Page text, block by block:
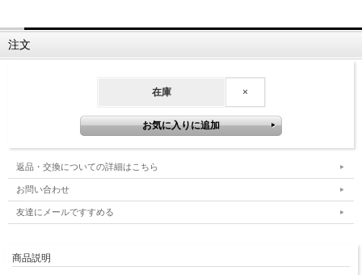
注文
在庫 ×
返品・交換についての詳細はこちら
お問い合わせ
友達にメールですすめる
商品説明